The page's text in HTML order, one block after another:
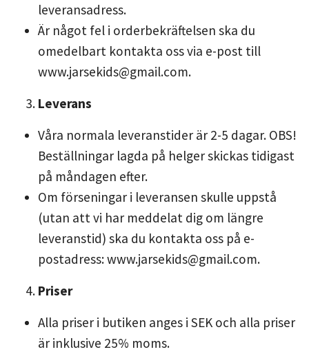
leveransadress.
Är något fel i orderbekräftelsen ska du
omedelbart kontakta oss via e-post till
www.jarsekids@gmail.com.
Leverans
Våra normala leveranstider är 2-5 dagar. OBS!
Beställningar lagda på helger skickas tidigast
på måndagen efter.
Om förseningar i leveransen skulle uppstå
(utan att vi har meddelat dig om längre
leveranstid) ska du kontakta oss på e-
postadress:www.jarsekids@gmail.com.
Priser
Alla priser i butiken anges i SEK och alla priser
är inklusive 25% moms.